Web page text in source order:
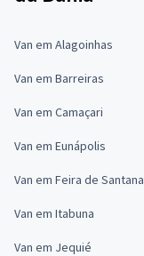
Van em Alagoinhas
Van em Barreiras
Van em Camaçari
Van em Eunápolis
Van em Feira de Santana
Van em Itabuna
Van em Jequié